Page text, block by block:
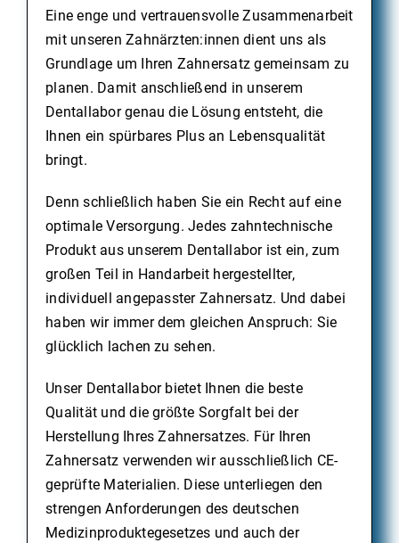
Eine enge und vertrauensvolle Zusammenarbeit
mit unseren Zahnärzten:innen dient uns als
Grundlage um Ihren Zahnersatz gemeinsam zu
planen. Damit anschließend in unserem
Dentallabor genau die Lösung entsteht, die
Ihnen ein spürbares Plus an Lebensqualität
bringt.
Denn schließlich haben Sie ein Recht auf eine
optimale Versorgung. Jedes zahntechnische
Produkt aus unserem Dentallabor ist ein, zum
großen Teil in Handarbeit hergestellter,
individuell angepasster Zahnersatz. Und dabei
haben wir immer dem gleichen Anspruch: Sie
glücklich lachen zu sehen.
Unser Dentallabor bietet Ihnen die beste
Qualität und die größte Sorgfalt bei der
Herstellung Ihres Zahnersatzes. Für Ihren
Zahnersatz verwenden wir ausschließlich CE-
geprüfte Materialien. Diese unterliegen den
strengen Anforderungen des deutschen
Medizinproduktegesetzes und auch der